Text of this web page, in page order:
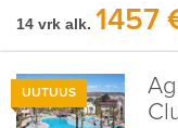
14 vrk alk. 1457
UUTUUS